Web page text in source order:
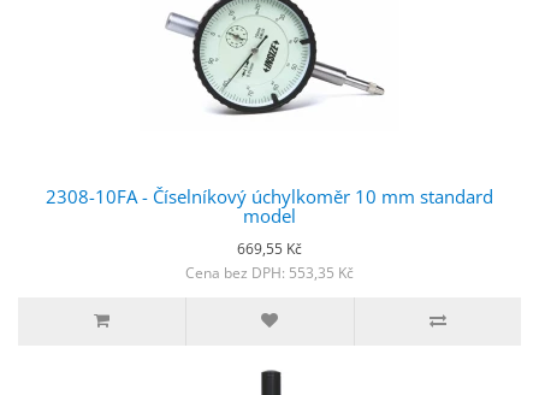
2308-10FA - Číselníkový úchylkoměr 10 mm standard
model
669,55 Kč
Cena bez DPH: 553,35 Kč